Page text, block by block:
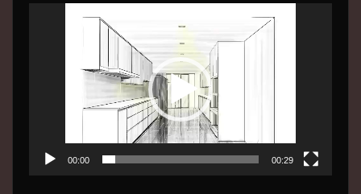
播
放
器
00:00 00:29
影片